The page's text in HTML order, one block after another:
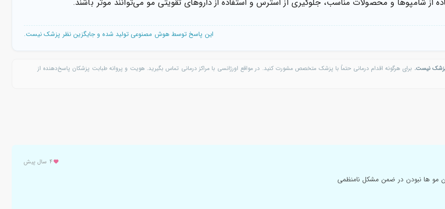
از شامپوها و محصولات مناسب، جلوگیری از استرس و استفاده از داروهای تقویتی مو می‌توانند موثر باشند.
این پاسخ توسط هوش مصنوعی تولید شده و جایگزین نظر پزشک نیست.
نیست. برای هرگونه اقدام درمانی حتماً با پزشک متخصص مشورت کنید. در مواقع اورژانسی با مراکز درمانی تماس بگیرید. هویت و پروانه طبابت پزشکان پاسخ‌دهنده از
۴ سال پیش
این مو ها نبودن در ضمن مشکل نامنظمی